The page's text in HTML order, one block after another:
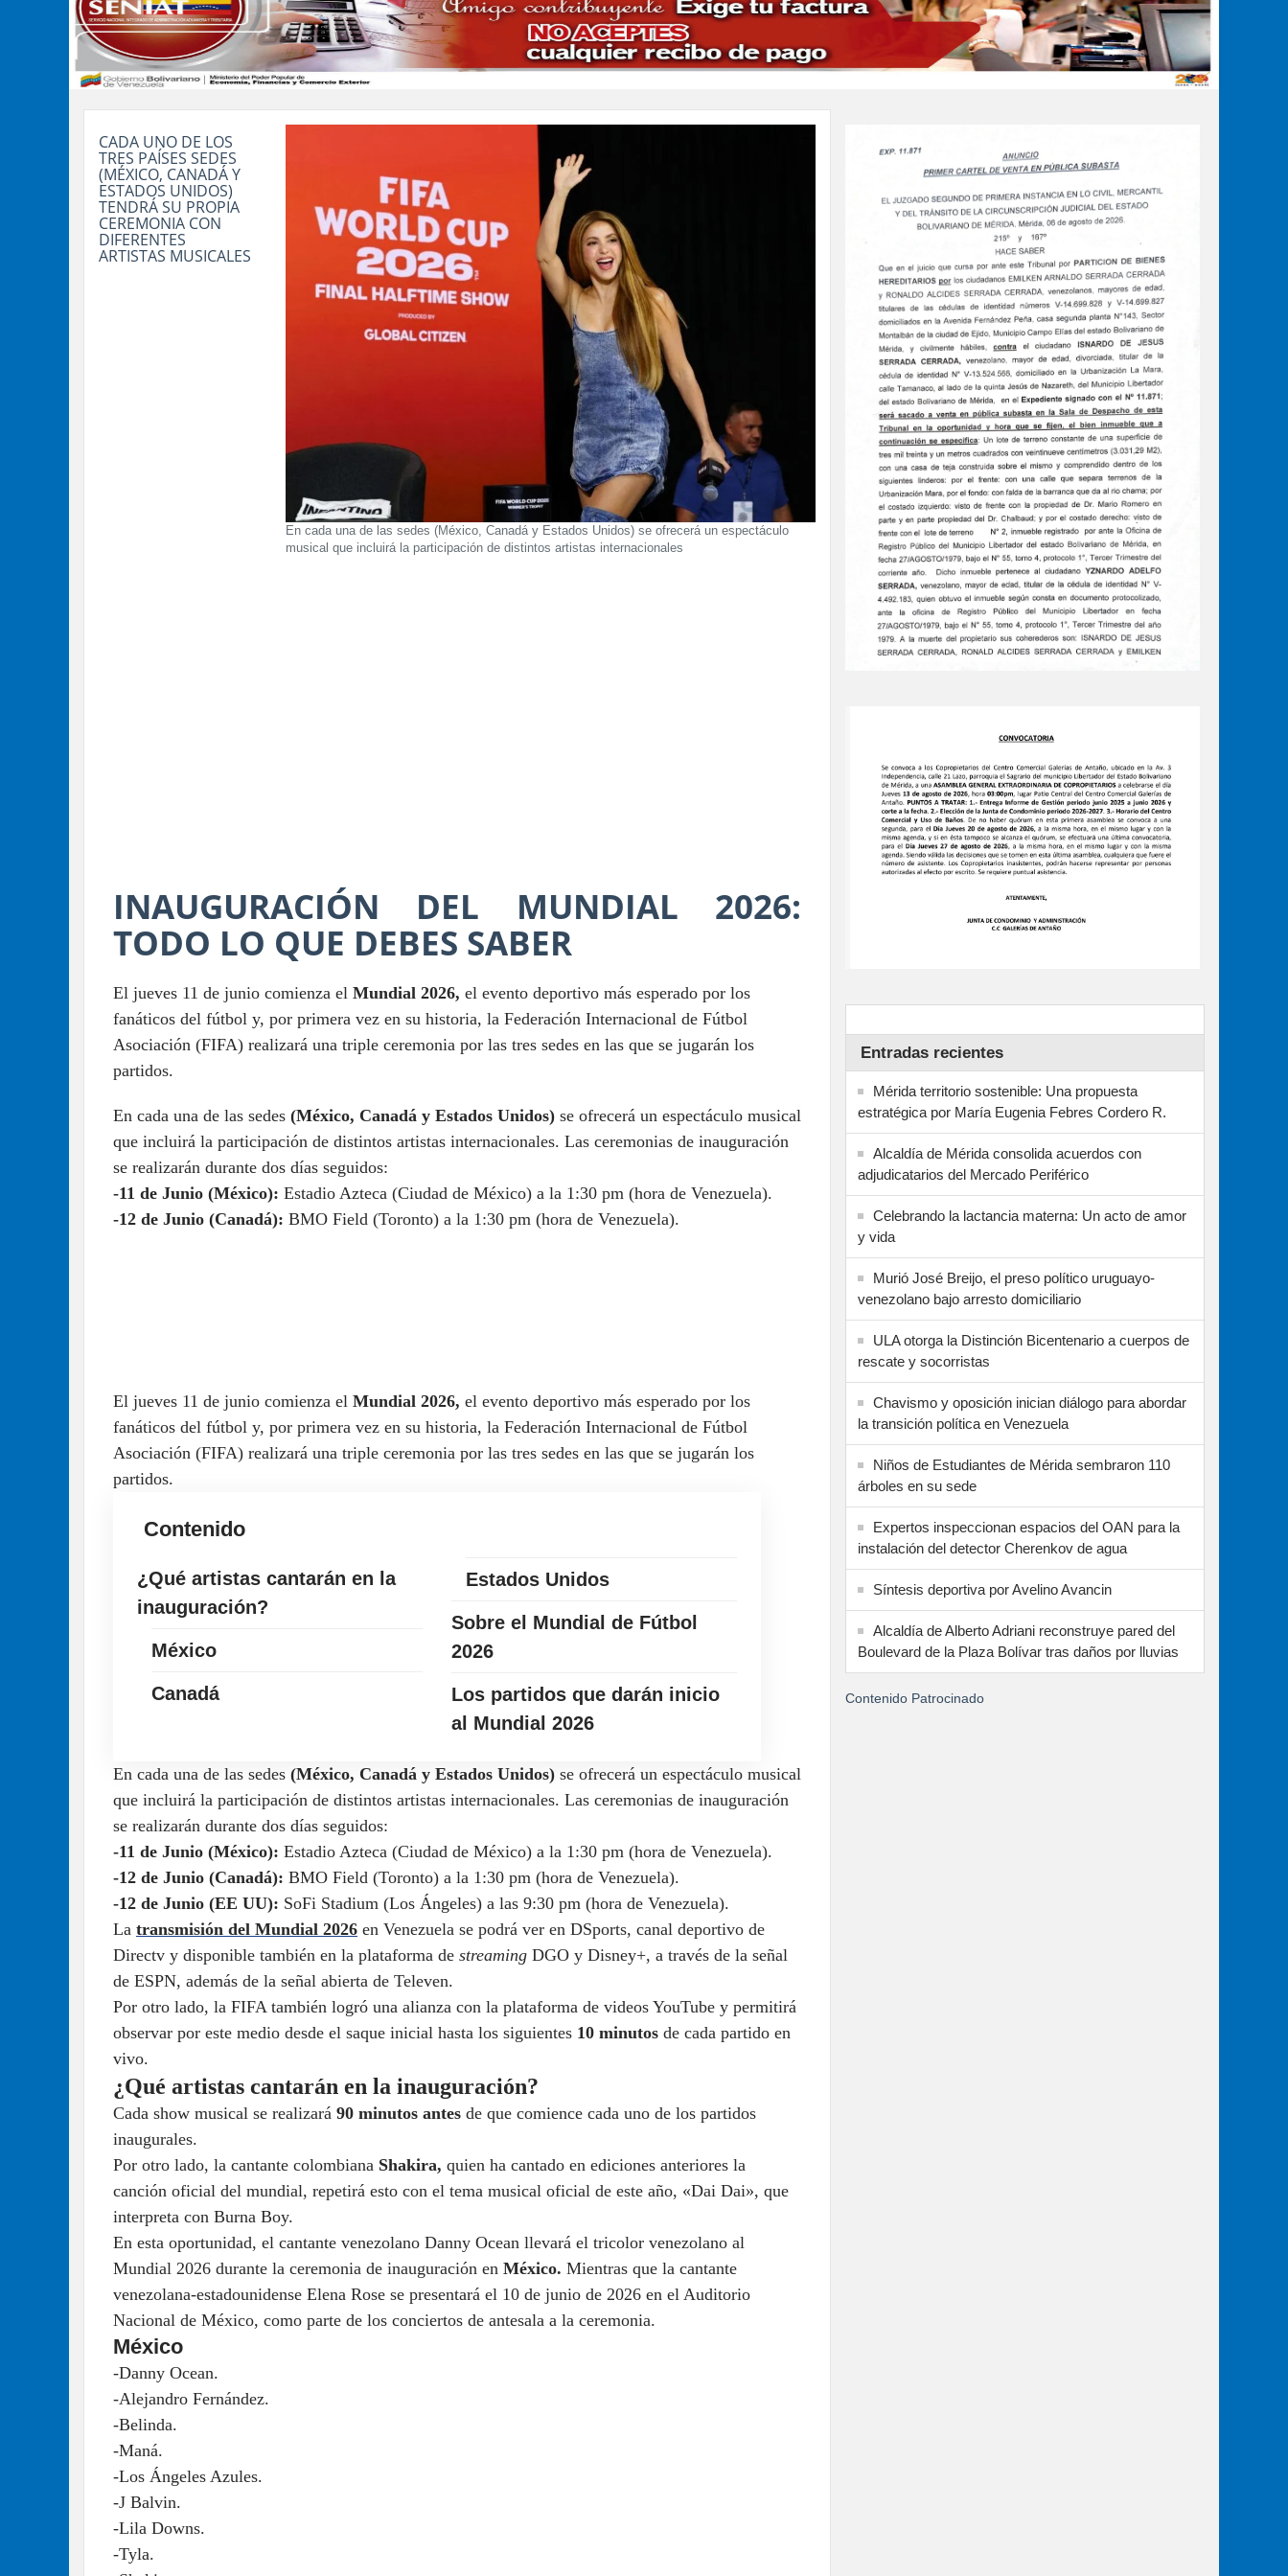
En cada una de las sedes (México, Canadá y Estados Unidos) se ofrecerá un espectáculo
musical que incluirá la participación de distintos artistas internacionales
CADA UNO DE LOS
TRES PAÍSES SEDES
(MÉXICO, CANADÁ Y
ESTADOS UNIDOS)
TENDRÁ SU PROPIA
CEREMONIA CON
DIFERENTES
ARTISTAS MUSICALES
INAUGURACIÓN DEL MUNDIAL 2026:
TODO LO QUE DEBES SABER
El jueves 11 de junio comienza el Mundial 2026, el evento deportivo más esperado por los
fanáticos del fútbol y, por primera vez en su historia, la Federación Internacional de Fútbol
Asociación (FIFA) realizará una triple ceremonia por las tres sedes en las que se jugarán los
partidos.
En cada una de las sedes (México, Canadá y Estados Unidos) se ofrecerá un espectáculo musical
que incluirá la participación de distintos artistas internacionales. Las ceremonias de inauguración
se realizarán durante dos días seguidos:
-11 de Junio (México): Estadio Azteca (Ciudad de México) a la 1:30 pm (hora de Venezuela).
-12 de Junio (Canadá): BMO Field (Toronto) a la 1:30 pm (hora de Venezuela).
El jueves 11 de junio comienza el Mundial 2026, el evento deportivo más esperado por los
fanáticos del fútbol y, por primera vez en su historia, la Federación Internacional de Fútbol
Asociación (FIFA) realizará una triple ceremonia por las tres sedes en las que se jugarán los
partidos.
Contenido
¿Qué artistas cantarán en la
inauguración?
México
Canadá
Estados Unidos
Sobre el Mundial de Fútbol
2026
Los partidos que darán inicio
al Mundial 2026
En cada una de las sedes (México, Canadá y Estados Unidos) se ofrecerá un espectáculo musical
que incluirá la participación de distintos artistas internacionales. Las ceremonias de inauguración
se realizarán durante dos días seguidos:
-11 de Junio (México): Estadio Azteca (Ciudad de México) a la 1:30 pm (hora de Venezuela).
-12 de Junio (Canadá): BMO Field (Toronto) a la 1:30 pm (hora de Venezuela).
-12 de Junio (EE UU): SoFi Stadium (Los Ángeles) a las 9:30 pm (hora de Venezuela).
La transmisión del Mundial 2026 en Venezuela se podrá ver en DSports, canal deportivo de
Directv y disponible también en la plataforma de streaming DGO y Disney+, a través de la señal
de ESPN, además de la señal abierta de Televen.
Por otro lado, la FIFA también logró una alianza con la plataforma de videos YouTube y permitirá
observar por este medio desde el saque inicial hasta los siguientes 10 minutos de cada partido en
vivo.
¿Qué artistas cantarán en la inauguración?
Cada show musical se realizará 90 minutos antes de que comience cada uno de los partidos
inaugurales.
Por otro lado, la cantante colombiana Shakira, quien ha cantado en ediciones anteriores la
canción oficial del mundial, repetirá esto con el tema musical oficial de este año, «Dai Dai», que
interpreta con Burna Boy.
En esta oportunidad, el cantante venezolano Danny Ocean llevará el tricolor venezolano al
Mundial 2026 durante la ceremonia de inauguración en México. Mientras que la cantante
venezolana-estadounidense Elena Rose se presentará el 10 de junio de 2026 en el Auditorio
Nacional de México, como parte de los conciertos de antesala a la ceremonia.
México
-Danny Ocean.
-Alejandro Fernández.
-Belinda.
-Maná.
-Los Ángeles Azules.
-J Balvin.
-Lila Downs.
-Tyla.
Entradas recientes
Mérida territorio sostenible: Una propuesta
estratégica por María Eugenia Febres Cordero R.
Alcaldía de Mérida consolida acuerdos con
adjudicatarios del Mercado Periférico
Celebrando la lactancia materna: Un acto de amor
y vida
Murió José Breijo, el preso político uruguayo-
venezolano bajo arresto domiciliario
ULA otorga la Distinción Bicentenario a cuerpos de
rescate y socorristas
Chavismo y oposición inician diálogo para abordar
la transición política en Venezuela
Niños de Estudiantes de Mérida sembraron 110
árboles en su sede
Expertos inspeccionan espacios del OAN para la
instalación del detector Cherenkov de agua
Síntesis deportiva por Avelino Avancin
Alcaldía de Alberto Adriani reconstruye pared del
Boulevard de la Plaza Bolívar tras daños por lluvias
Contenido Patrocinado